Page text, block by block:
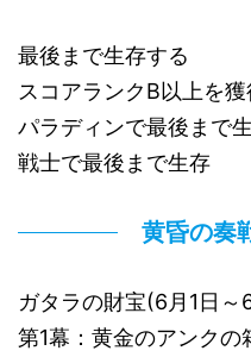
最後まで生存する
スコアランクB以上を獲
パラディンで最後まで
戦士で最後まで生存
黄昏の奏
ガタラの財宝(6月1日～
第1幕：黄金のアンクの